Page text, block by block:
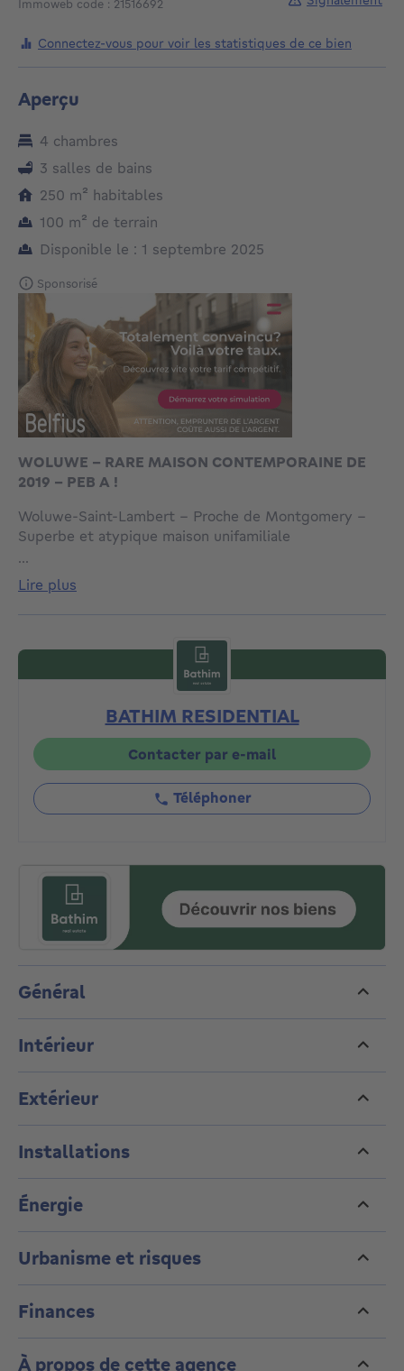
Immoweb code : 21516692
Connectez-vous pour voir les statistiques de ce bien
Aperçu
4 chambres
3 salles de bains
250 m² mètres carrés
habitables
100 m² mètres carrés
de terrain
Disponible le : 1 septembre 2025
Sponsorisé
WOLUWE - RARE MAISON CONTEMPORAINE DE
2019 - PEB A !
Woluwe-Saint-Lambert - Proche de Montgomery -
Superbe et atypique maison unifamiliale
desservant tous les étages. Elle comprend au RDC:
entrée cochère, WC, vestiaire, espace wellness avec
sauna finlandais et un parking 1 voiture. Au 1er et 2e
cuisine hyper équipée (Novy, Siemens, Desco) avec
îlot central, salle à manger avec accès à la spacieuse
terrasse couverte, beau salon à l’avant et bureau. Au
3e étage : deux chambres, SDD, WC et terrasse. Au
4e étage : chambre invités avec SDB et WC, début de
la suite parentale avec dressing et bureau. 5e : master
bedroom avec salle de bain hyper équipée
(bain/douche). Au 6e : roof top terrasse avec vue
imprenable sur l’Est de Bruxelles. Panneaux solaires,
énergétiques proches du passif, portails
automatiques, vidéophonie, système d’alarme avec
possibilité connexion smartphone, sanitaires haut de
gamme, double flux, éclairage … Finitions
irréprochables ! A voir avec Jérôme au 0474905387 ou
jd@bathim.be
...
lire plus
BATHIM RESIDENTIAL
Contacter par e-mail
Téléphoner
Général
Intérieur
Extérieur
Installations
Énergie
Urbanisme et risques
Finances
À propos de cette agence